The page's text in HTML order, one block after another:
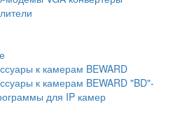
к камерам BEWARD
к камерам BEWARD "BD"-
для IP камер